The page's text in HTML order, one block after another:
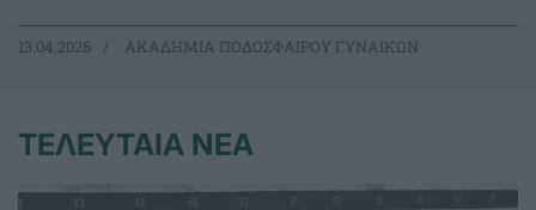
13.04.2026 ΑΚΑΔΗΜΙΑ ΠΟΔΟΣΦΑΙΡΟΥ ΓΥΝΑΙΚΩΝ
ΤΕΛΕΥΤΑΙΑ ΝΕΑ